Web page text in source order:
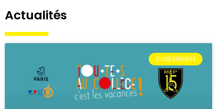
Actualités
CLUB ENGAGÉ